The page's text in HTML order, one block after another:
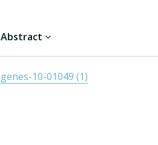
Abstract
genes-10-01049 (1)